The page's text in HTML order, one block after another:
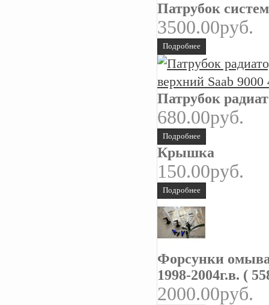
Патрубок
3500.00руб.
Подробнее
Патрубок
680.00руб.
Подробнее
Крышка
150.00руб.
Подробнее
Форсунки
1998-2004г.в. (
2000.00руб.